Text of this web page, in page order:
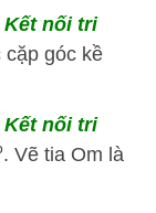
Kết nối tri
cặp góc kề
Kết nối tri
. Vẽ tia Om là